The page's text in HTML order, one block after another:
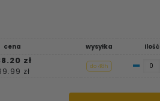
cena wysyłka Ilość
zł
zł do 48h -